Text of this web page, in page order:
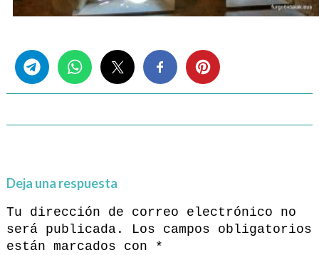
Deja una respuesta
Tu dirección de correo electrónico no
será publicada.
Los campos obligatorios
están marcados con
*